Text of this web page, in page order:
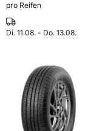
pro Reifen
Di. 11.08. - Do. 13.08.